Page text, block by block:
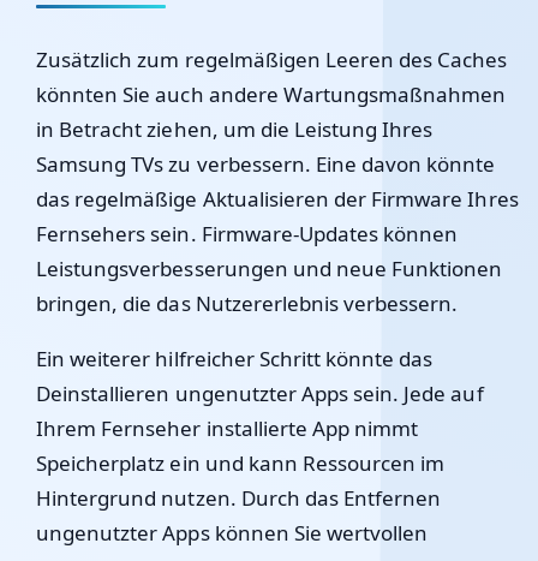
Zusätzlich zum regelmäßigen Leeren des Caches
könnten Sie auch andere Wartungsmaßnahmen
in Betracht ziehen, um die Leistung Ihres
Samsung TVs zu verbessern. Eine davon könnte
das regelmäßige Aktualisieren der Firmware Ihres
Fernsehers sein. Firmware-Updates können
Leistungsverbesserungen und neue Funktionen
bringen, die das Nutzererlebnis verbessern.
Ein weiterer hilfreicher Schritt könnte das
Deinstallieren ungenutzter Apps sein. Jede auf
Ihrem Fernseher installierte App nimmt
Speicherplatz ein und kann Ressourcen im
Hintergrund nutzen. Durch das Entfernen
ungenutzter Apps können Sie wertvollen